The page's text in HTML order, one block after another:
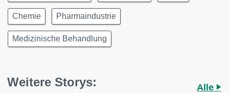
Chemie Pharmaindustrie
Medizinische Behandlung
Weitere Storys:
Alle